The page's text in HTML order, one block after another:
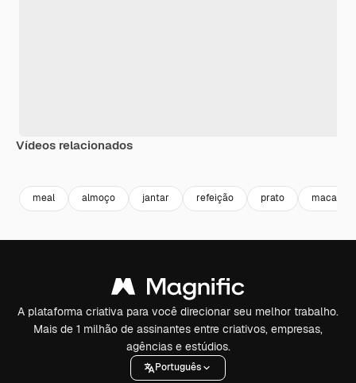
Vídeos relacionados
meal almoço jantar refeição prato macarrão
A plataforma criativa para você direcionar seu melhor trabalho.
Mais de 1 milhão de assinantes entre criativos, empresas,
agências e estúdios.
Português